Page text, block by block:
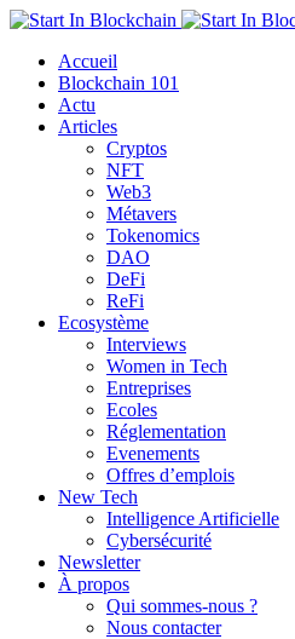
Accueil
Blockchain 101
Actu
Articles
Cryptos
NFT
Web3
Métavers
Tokenomics
DAO
DeFi
ReFi
Ecosystème
Interviews
Women in Tech
Entreprises
Ecoles
Réglementation
Evenements
Offres d’emplois
New Tech
Intelligence Artificielle
Cybersécurité
Newsletter
À propos
Qui sommes-nous ?
Nous contacter